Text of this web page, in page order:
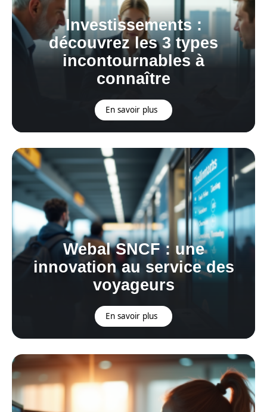
Investissements :
découvrez les 3 types
incontournables à
connaître
En savoir plus
Webal SNCF : une
innovation au service des
voyageurs
En savoir plus